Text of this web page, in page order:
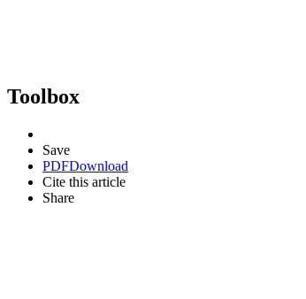
Toolbox
Save
PDFDownload
Cite this article
Share